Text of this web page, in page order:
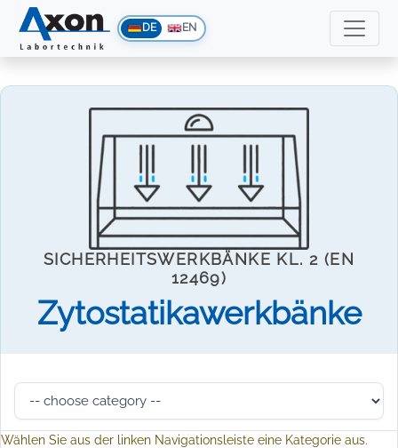
DE EN
SICHERHEITSWERKBÄNKE KL. 2 (EN
12469)
Zytostatikawerkbänke
Wählen Sie aus der linken Navigationsleiste eine Kategorie aus.